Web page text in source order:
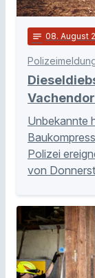
notes 08. August
Unbekannte
Polizei
von